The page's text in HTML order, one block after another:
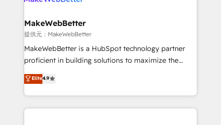
market execution. Why B2B Businesses Choose RP: -
Secure: Soc2 compliant 🛡️ - Pricing: Implementations
starting at $1,5k 💵 - Speed: Launch in 14 days ⚡ -
Global: 75+ RPers across five continents 🌐 - Scale:
HubSpot Partner 🪴 - Sales Hub: More
implementations than any other Partner 💻 -
MakeWebBetter
提供元：MakeWebBetter
MakeWebBetter is a HubSpot technology partner
proficient in building solutions to maximize the
operational efficiency of HubSpot. The fastest-
growing tech-enabler & facilitator, MakeWebBetter,
hands you the blend of HubSpot expertise &
eminent solutions & integrations. Trust us to
Elite4.9